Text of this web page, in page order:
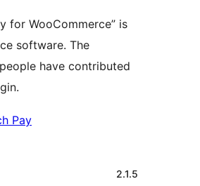
for WooCommerce” is
software. The
have contributed
Pay
2.1.5